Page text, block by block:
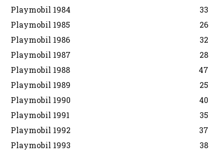
Playmobil 1984
33
Playmobil 1985
26
Playmobil 1986
32
Playmobil 1987
28
Playmobil 1988
47
Playmobil 1989
25
Playmobil 1990
40
Playmobil 1991
35
Playmobil 1992
37
Playmobil 1993
38